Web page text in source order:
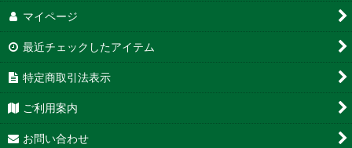
マイページ
最近チェックしたアイテム
特定商取引法表示
ご利用案内
お問い合わせ